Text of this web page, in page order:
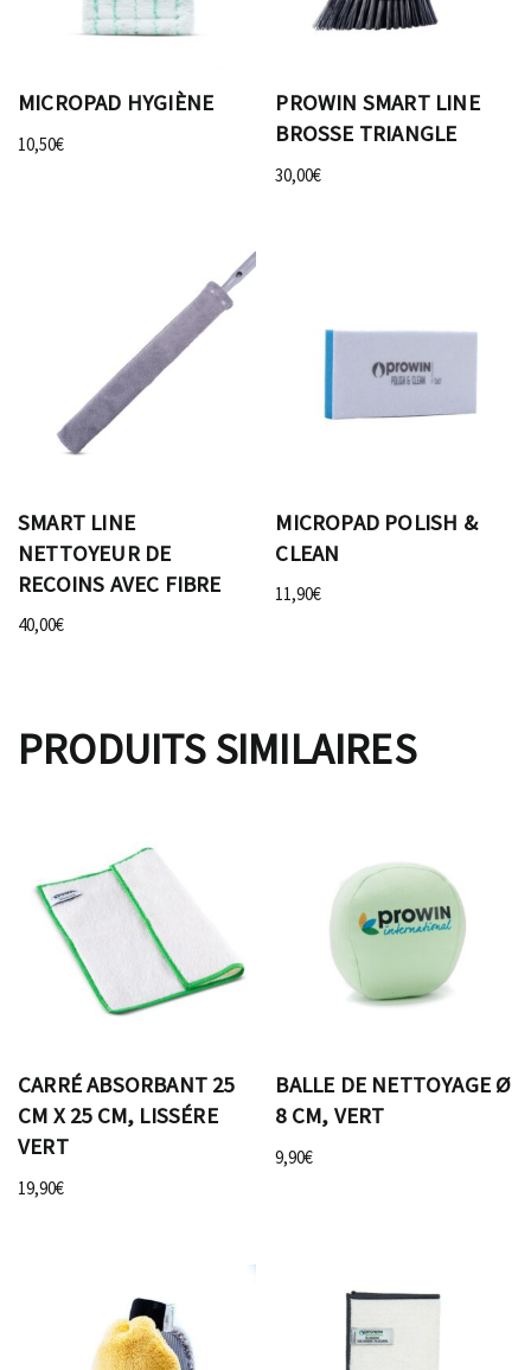
MICROPAD HYGIÈNE
10,50€
PROWIN SMART LINE
BROSSE TRIANGLE
30,00€
SMART LINE
NETTOYEUR DE
RECOINS AVEC FIBRE
40,00€
MICROPAD POLISH &
CLEAN
11,90€
PRODUITS SIMILAIRES
CARRÉ ABSORBANT 25
CM X 25 CM, LISSÉRE
VERT
19,90€
BALLE DE NETTOYAGE Ø
8 CM, VERT
9,90€